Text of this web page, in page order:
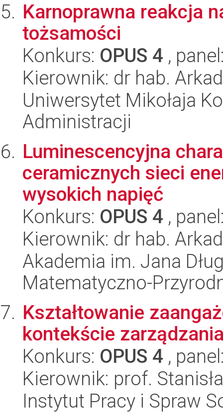
Karnoprawna reakcja
tożsamości
Konkurs: OPUS 4 ,
Kierownik: dr hab.
Uniwersytet Mikołaja
Administracji
Luminescencyjna
ceramicznych sieci
wysokich napięć
Konkurs: OPUS 4 ,
Kierownik: dr hab.
Akademia im. Jana
Matematyczno-
Kształtowanie
kontekście
Konkurs: OPUS 4 ,
Kierownik: prof.
Instytut Pracy i Spraw